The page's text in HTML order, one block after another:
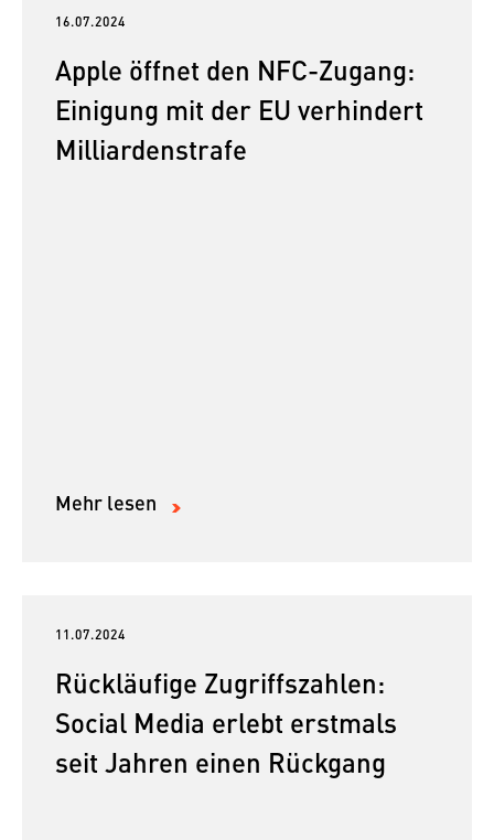
16.07.2024
Apple öffnet den NFC-Zugang:
Einigung mit der EU verhindert
Milliardenstrafe
Mehr lesen
11.07.2024
Rückläufige Zugriffszahlen:
Social Media erlebt erstmals
seit Jahren einen Rückgang